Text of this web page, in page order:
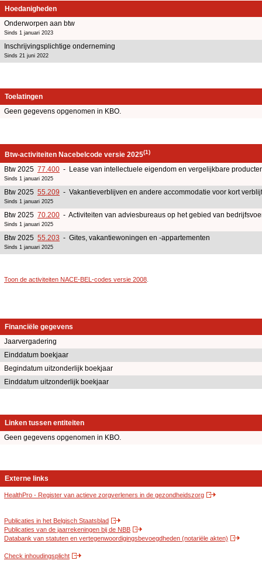
Hoedanigheden
Onderworpen aan btw
Sinds 1 januari 2023
Inschrijvingsplichtige onderneming
Sinds 21 juni 2022
Toelatingen
Geen gegevens opgenomen in KBO.
Btw-activiteiten Nacebelcode versie 2025(1)
Btw 2025 77.400 - Lease van intellectuele eigendom en vergelijkbare
Sinds 1 januari 2025
Btw 2025 55.209 - Vakantieverblijven en andere accommodatie voor kort
Sinds 1 januari 2025
Btw 2025 70.200 - Activiteiten van adviesbureaus op het gebied van
Sinds 1 januari 2025
Btw 2025 55.203 - Gites, vakantiewoningen en -appartementen
Sinds 1 januari 2025
Toon de activiteiten NACE-BEL-codes versie 2008
Financiële gegevens
Jaarvergadering
Einddatum boekjaar
Begindatum uitzonderlijk boekjaar
Einddatum uitzonderlijk boekjaar
Linken tussen entiteiten
Geen gegevens opgenomen in KBO.
Externe links
HealthPro - Register van actieve zorgverleners in de gezondheidszorg
Publicaties in het Belgisch Staatsblad
Publicaties van de jaarrekeningen bij de NBB
Databank van statuten en vertegenwoordigingsbevoegdheden (notariële akten)
Check inhoudingsplicht